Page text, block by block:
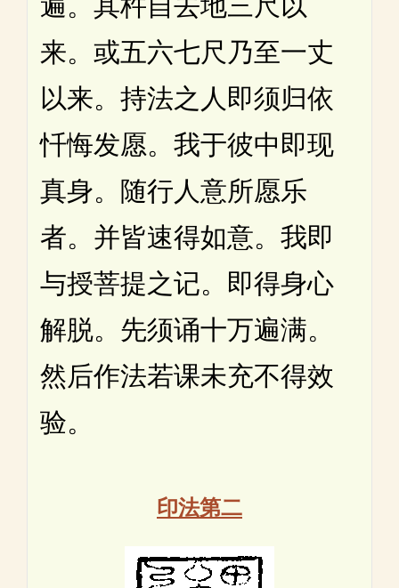
遍。其杵自去地三尺以
来。或五六七尺乃至一丈
以来。持法之人即须归依
忏悔发愿。我于彼中即现
真身。随行人意所愿乐
者。并皆速得如意。我即
与授菩提之记。即得身心
解脱。先须诵十万遍满。
然后作法若课未充不得效
验。
印法第二